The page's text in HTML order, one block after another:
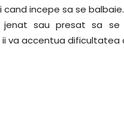
cand incepe sa se
sau presat sa se
ii va accentua dificultatea